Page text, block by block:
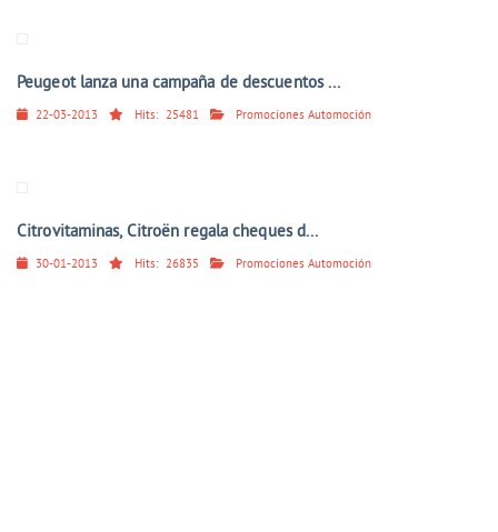
Peugeot lanza una campaña de descuentos ...
22-03-2013 Hits: 25481 Promociones Automoción
Citrovitaminas, Citroën regala cheques d...
30-01-2013 Hits: 26835 Promociones Automoción